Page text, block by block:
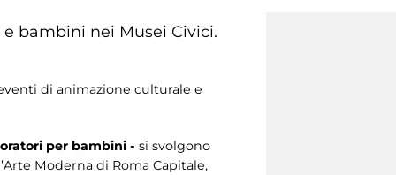
bambini nei Musei Civici.
di animazione culturale e
per bambini - si svolgono
Moderna di Roma Capitale,